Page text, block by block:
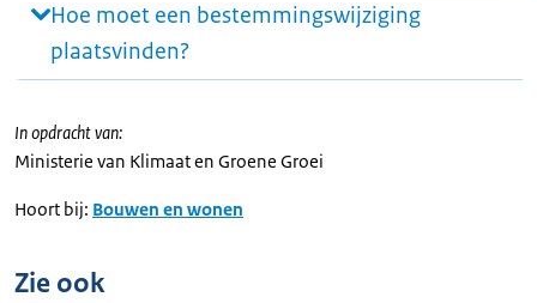
Hoe moet een bestemmingswijziging
plaatsvinden?
In opdracht van:
Ministerie van Klimaat en Groene Groei
Hoort bij: Bouwen en wonen
Zie ook